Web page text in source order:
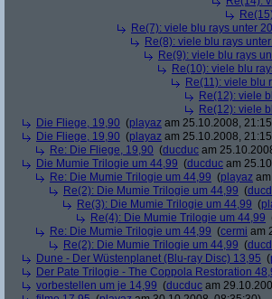
Re(7): viele blu rays unter
Re(8): viele blu rays
Re(9): viele blu rays
Re(10): viele blu
Re(11): viele blu
Re(12): viele
Re(12): viele
Die Fliege, 19,90 (playaz am 25.10.2008,
Die Fliege, 19,90 (playaz am 25.10.2008,
Re: Die Fliege, 19,90 (ducduc am
Die Mumie Trilogie um 44,99 (ducduc am
Re: Die Mumie Trilogie um 44,99 (playaz
Re(2): Die Mumie Trilogie um 44,99 (
Re(3): Die Mumie Trilogie um 44,99 (
Re(4): Die Mumie Trilogie um 44,99
Re: Die Mumie Trilogie um 44,99 (cermi am
Re(2): Die Mumie Trilogie um 44,99 (
Dune - Der Wüstenplanet (Blu-ray Disc) 13,95 (
Der Pate Trilogie - The Coppola Restoration
vorbestellen um je 14,99 (ducduc am